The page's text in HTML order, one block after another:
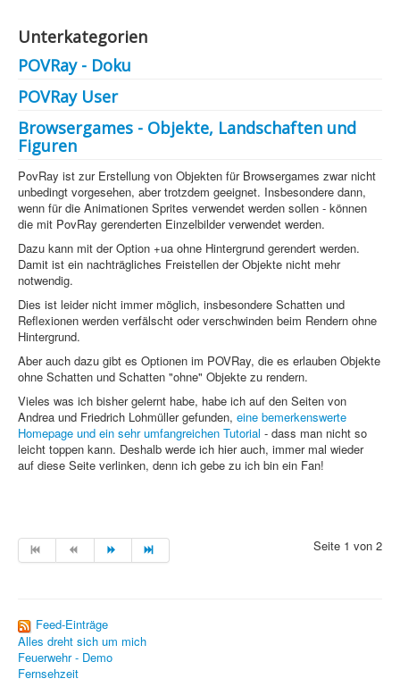
Webdesign
CMS
Grafik
JavaScript
Sicherheit
PHP +
Home
PovRay
PHP
Webdesign
Grafik
Home
Unterkategorien
POVRay - Doku
POVRay User
Browsergames - Objekte, Landschaften und
Figuren
PovRay ist zur Erstellung von Objekten für Browsergames zwar nicht
unbedingt vorgesehen, aber trotzdem geeignet. Insbesondere dann,
wenn für die Animationen Sprites verwendet werden sollen - können
die mit PovRay gerenderten Einzelbilder verwendet werden.
Dazu kann mit der Option +ua ohne Hintergrund gerendert werden.
Damit ist ein nachträgliches Freistellen der Objekte nicht mehr
notwendig.
Dies ist leider nicht immer möglich, insbesondere Schatten und
Reflexionen werden verfälscht oder verschwinden beim Rendern ohne
Hintergrund.
Aber auch dazu gibt es Optionen im POVRay, die es erlauben Objekte
ohne Schatten und Schatten "ohne" Objekte zu rendern.
Vieles was ich bisher gelernt habe, habe ich auf den Seiten von
Andrea und Friedrich Lohmüller gefunden, eine bemerkenswerte
Homepage und ein sehr umfangreichen Tutorial - dass man nicht so
leicht toppen kann. Deshalb werde ich hier auch, immer mal wieder
auf diese Seite verlinken, denn ich gebe zu ich bin ein Fan!
Seite 1 von 2
Feed-Einträge
Alles dreht sich um mich
Feuerwehr - Demo
Fernsehzeit